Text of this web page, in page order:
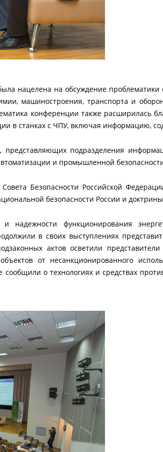
нацелена на обсуждение
машиностроения, транспорта и
конференции также расширилась
станках с ЧПУ, включая информацию,
подразделения
и промышленной
Безопасности Российской
безопасности России и
надежности функционирования
в своих выступлениях
актов осветили представители
от несанкционированного
о технологиях и средствах